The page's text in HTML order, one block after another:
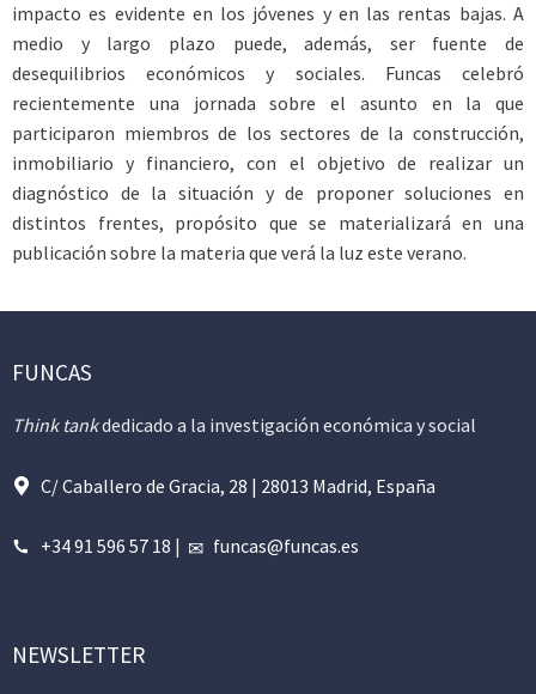
impacto es evidente en los jóvenes y en las rentas bajas. A
medio y largo plazo puede, además, ser fuente de
desequilibrios económicos y sociales. Funcas celebró
recientemente una jornada sobre el asunto en la que
participaron miembros de los sectores de la construcción,
inmobiliario y financiero, con el objetivo de realizar un
diagnóstico de la situación y de proponer soluciones en
distintos frentes, propósito que se materializará en una
publicación sobre la materia que verá la luz este verano.
FUNCAS
Think tankdedicado a la investigación económica y social
C/ Caballero de Gracia, 28 | 28013 Madrid, España
+34 91 596 57 18 | funcas@funcas.es
NEWSLETTER